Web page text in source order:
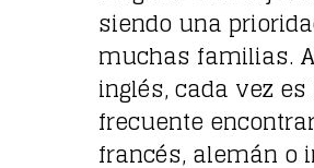
siendo una
muchas familias.
inglés, cada vez
frecuente
francés, alemán o